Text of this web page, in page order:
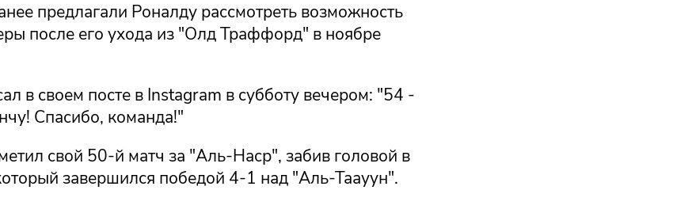
предлагали Роналду рассмотреть возможность
после его ухода из "Олд Траффорд" в ноябре
в своем посте в Instagram в субботу вечером: "54 -
Спасибо, команда!"
свой 50-й матч за "Аль-Наср", забив головой в
завершился победой 4-1 над "Аль-Таауун".